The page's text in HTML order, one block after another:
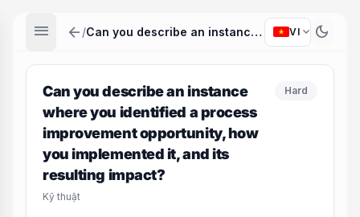
menu arrow_back / Can you describe an instance where you identified a process improvement opportunity, how you implemented it, and its resulting impact? VI expand_more dark_mode
Can you describe an instance
where you identified a process
improvement opportunity, how
you implemented it, and its
resulting impact?
Kỹ thuật
Hard